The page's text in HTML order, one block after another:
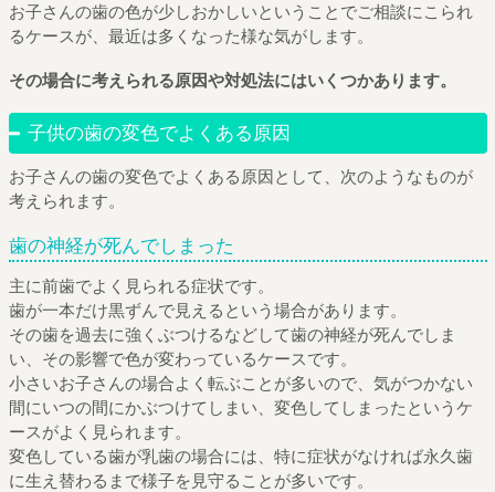
お子さんの歯の色が少しおかしいということでご相談にこられ
るケースが、最近は多くなった様な気がします。
その場合に考えられる原因や対処法にはいくつかあります。
子供の歯の変色でよくある原因
お子さんの歯の変色でよくある原因として、次のようなものが
考えられます。
歯の神経が死んでしまった
主に前歯でよく見られる症状です。
歯が一本だけ黒ずんで見えるという場合があります。
その歯を過去に強くぶつけるなどして歯の神経が死んでしま
い、その影響で色が変わっているケースです。
小さいお子さんの場合よく転ぶことが多いので、気がつかない
間にいつの間にかぶつけてしまい、変色してしまったというケ
ースがよく見られます。
変色している歯が乳歯の場合には、特に症状がなければ永久歯
に生え替わるまで様子を見守ることが多いです。